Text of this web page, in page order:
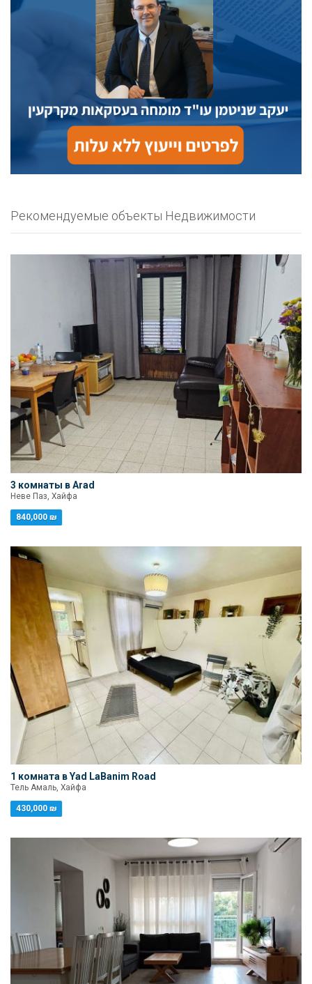
Рекомендуемые объекты Недвижимости
3 комнаты в Arad
Неве Паз, Хайфа
840,000 ₪
1 комната в Yad LaBanim Road
Тель Амаль, Хайфа
430,000 ₪